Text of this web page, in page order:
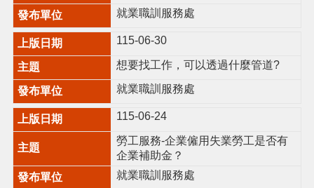
桃
園
市
政
府
隱
私
政
策
就業職訓服務處
115-06-30
想要找工作，可以透過什麼管道?
就業職訓服務處
115-06-24
勞工服務-企業僱用失業勞工是否有
企業補助金？
就業職訓服務處